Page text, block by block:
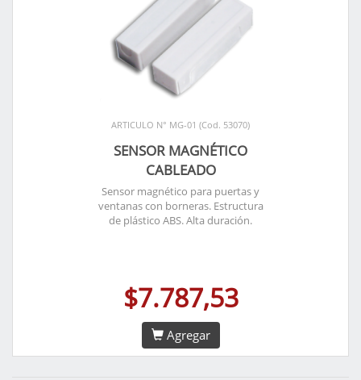
ARTICULO N° MG-01 (Cod. 53070)
SENSOR MAGNÉTICO
CABLEADO
Sensor magnético para puertas y
ventanas con borneras. Estructura
de plástico ABS. Alta duración.
$7.787,53
Agregar